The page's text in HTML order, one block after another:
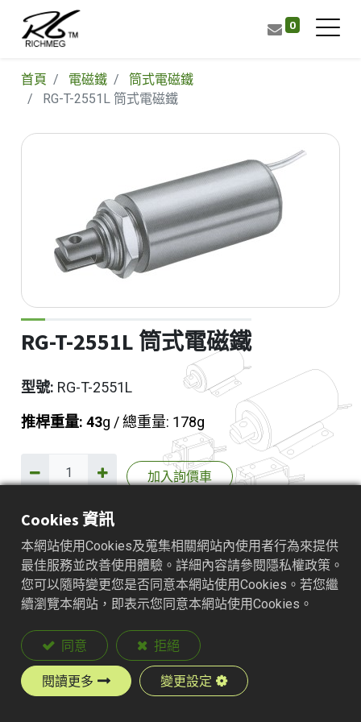
0
首頁 電磁鐵
筒式電磁鐵
RG-T-2551L 筒式電磁鐵
RG-T-2551L 筒式電磁鐵
型號: RG-T-2551L
推桿重量: 43g / 總重量: 178g
加入詢價車
產品說明
Cookies 資訊
本網站使用Cookies及蒐集相關網站內使用者行為來提供
最佳服務並改善使用體驗。詳細內容請參閱隱私權政策。
您可以隨時變更您是否同意本網站使用Cookies。若您繼
續瀏覽本網站，即表示您同意本網站使用Cookies。
同意 拒絕
閱讀更多 變更設定